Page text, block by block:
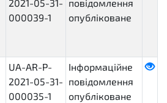
2021-05-31-
000039-1
повідомлення
опубліковане
UA-AR-P-
2021-05-31-
000035-1
Інформаційне
повідомлення
опубліковане